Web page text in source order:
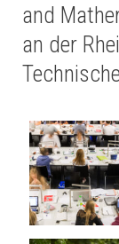
and
an der